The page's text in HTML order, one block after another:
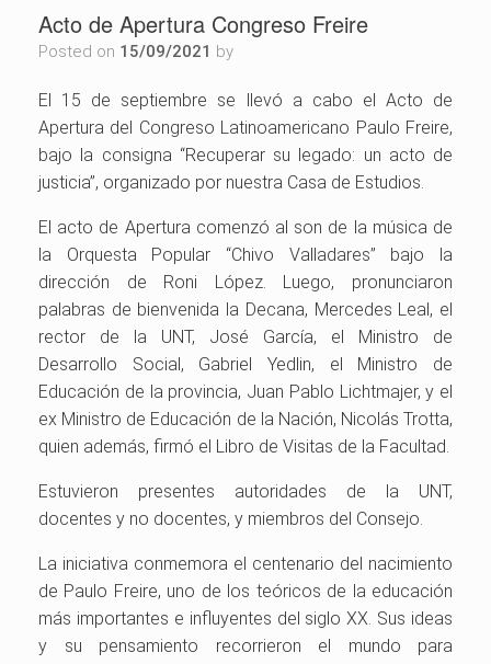
Acto de Apertura Congreso Freire
Posted on 15/09/2021 by
El 15 de septiembre se llevó a cabo el Acto de
Apertura del Congreso Latinoamericano Paulo Freire,
bajo la consigna “Recuperar su legado: un acto de
justicia”, organizado por nuestra Casa de Estudios.
El acto de Apertura comenzó al son de la música de
la Orquesta Popular “Chivo Valladares” bajo la
dirección de Roni López. Luego, pronunciaron
palabras de bienvenida la Decana, Mercedes Leal, el
rector de la UNT, José García, el Ministro de
Desarrollo Social, Gabriel Yedlin, el Ministro de
Educación de la provincia, Juan Pablo Lichtmajer, y el
ex Ministro de Educación de la Nación, Nicolás Trotta,
quien además, firmó el Libro de Visitas de la Facultad.
Estuvieron presentes autoridades de la UNT,
docentes y no docentes, y miembros del Consejo.
La iniciativa conmemora el centenario del nacimiento
de Paulo Freire, uno de los teóricos de la educación
más importantes e influyentes del siglo XX. Sus ideas
y su pensamiento recorrieron el mundo para